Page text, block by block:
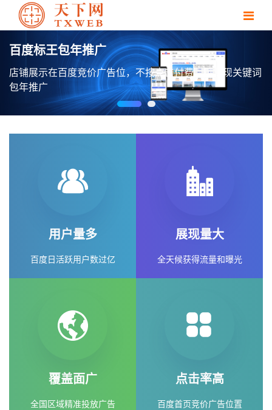
百度标王包年推广
店铺展示在百度竞价广告位，不按点击付费，可实现关键词
包年推广
用户量多
百度日活跃用户数过亿
展现量大
全天候获得流量和曝光
覆盖面广
全国区域精准投放广告
点击率高
百度首页竞价广告位置